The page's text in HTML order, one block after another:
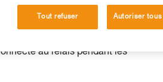
ou en ski au relais, rappel vertical
est de ne pas confondre les
les précautions habituelles de
au relais pendant les
Tout refuser Autoriser